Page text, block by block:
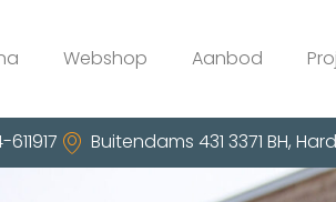
Webshop Aanbod
611917 Buitendams 431 3371 BH,